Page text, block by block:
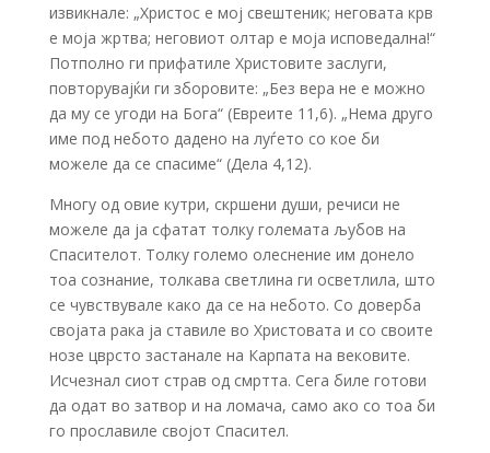
извикнале: „Христос е мој свештеник; неговата крв
е моја жртва; неговиот олтар е моја исповедална!“
Потполно ги прифатиле Христовите заслуги,
повторувајќи ги зборовите: „Без вера не е можно
да му се угоди на Бога“ (Евреите 11,6). „Нема друго
име под небото дадено на луѓето со кое би
можеле да се спасиме“ (Дела 4,12).
Многу од овие кутри, скршени души, речиси не
можеле да ја сфатат толку големата љубов на
Спасителот. Толку големо олеснение им донело
тоа сознание, толкава светлина ги осветлила, што
се чувствувале како да се на небото. Со доверба
својата рака ја ставиле во Христовата и со своите
нозе цврсто застанале на Карпата на вековите.
Исчезнал сиот страв од смртта. Сега биле готови
да одат во затвор и на ломача, само ако со тоа би
го прославиле својот Спасител.